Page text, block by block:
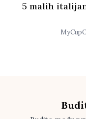
5 malih